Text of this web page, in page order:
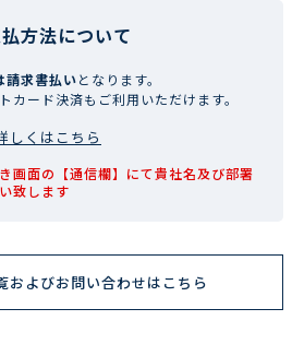
方法について
請求書払いとなります。
カード決済もご利用いただけます。
しくはこちら
画面の【通信欄】にて貴社名及び部署
致します
およびお問い合わせはこちら